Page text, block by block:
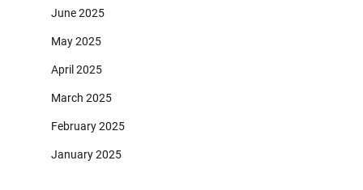
June 2025
May 2025
April 2025
March 2025
February 2025
January 2025